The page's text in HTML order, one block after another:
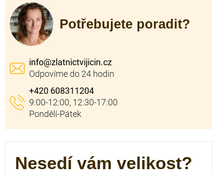
Potřebujete poradit?
info@zlatnictvijicin.cz
+420 608311204
Nesedí vám velikost?